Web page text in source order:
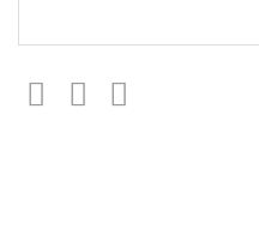
Facebook
Twitter